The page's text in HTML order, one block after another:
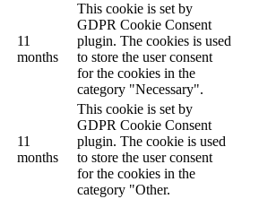
11
months
This cookie is set by
GDPR Cookie Consent
plugin. The cookies is used
to store the user consent
for the cookies in the
category "Necessary".
11
months
This cookie is set by
GDPR Cookie Consent
plugin. The cookie is used
to store the user consent
for the cookies in the
category "Other.